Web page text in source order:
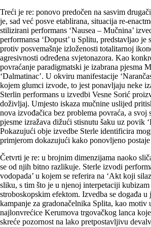
Treći je re: ponovo predočen na sasvim
je, sad već posve etablirana, situacija re-
stilizirani performans ‘Nausea – Mučnina’
performansa ‘Dopust’ u Splitu, predstavljao je
protiv posvemašnje izloženosti totalitarnoj
agresivnosti određena svjetonazora. Kao
povraćanje paradigmatski je izabrana pjesma
‘Dalmatinac’. U okviru manifestacije
kojem glumci izvode, to jest ponavljaju neke
Sterlin performans u izvedbi Vesne Sorić
doživljaj. Umjesto iskaza mučnine uslijed
nova izvođačica bez problema povraća, a svoj
pjesme izražava dižući stisnutu šaku uz povik
Pokazujući obje izvedbe Sterle identificira
primjerom dokazujući kako ponovljeno
Četvrti je re: u brojnim dimenzijama naoko
se od njih bitno razlikuje. Sterle izvodi
vodopada’ u kojem se referira na ‘Akt koji
sliku, s tim što je u njenoj interpetaciji kubizam
stroboskopskim efektom. Izvedba se događa u
kampanje za grado­načelnika Splita, kao motiv
naj­lonvrećice Kerumova trgovačkog lanca
skreće pozornost na lako pretpostavljivu